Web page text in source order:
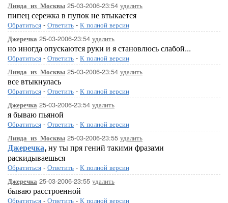
Линда_из_Москвы 25-03-2006-23:54 удалить
пипец сережка в пупок не втыкается
Обратиться - Ответить - К полной версии
Джеречка 25-03-2006-23:54 удалить
но иногда опускаются руки и я становлюсь слабой...
Обратиться - Ответить - К полной версии
Линда_из_Москвы 25-03-2006-23:54 удалить
все втыкнулась
Обратиться - Ответить - К полной версии
Джеречка 25-03-2006-23:54 удалить
я бываю пьяной
Обратиться - Ответить - К полной версии
Линда_из_Москвы 25-03-2006-23:55 удалить
Джеречка,ну ты пря гений такими фразами
раскидываешься
Обратиться - Ответить - К полной версии
Джеречка 25-03-2006-23:55 удалить
бываю расстроенной
Обратиться - Ответить - К полной версии